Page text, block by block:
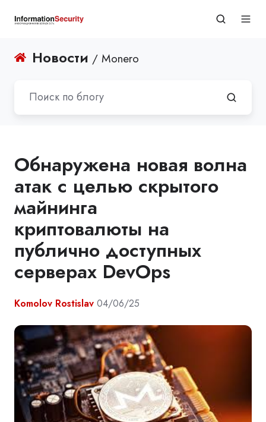
Новости / Monero
Обнаружена новая волна
атак с целью скрытого
майнинга
криптовалюты на
публично доступных
серверах DevOps
Komolov Rostislav 04/06/25